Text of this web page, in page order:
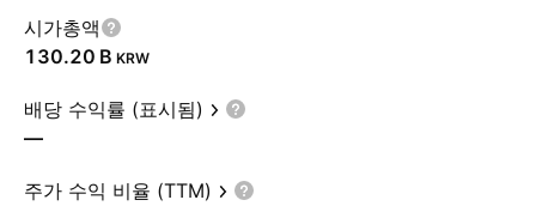
시가총액
‪130.20 B‬ KRW
배당 수익률 (표시됨)
—
주가 수익 비율 (TTM)